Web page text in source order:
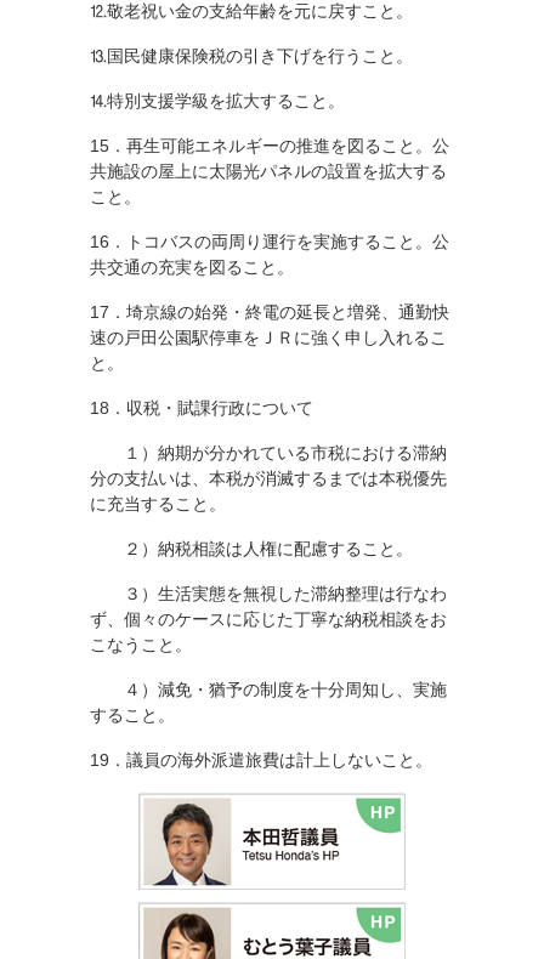
⒓敬老祝い金の支給年齢を元に戻すこと。
⒔国民健康保険税の引き下げを行うこと。
⒕特別支援学級を拡大すること。
15．再生可能エネルギーの推進を図ること。公
共施設の屋上に太陽光パネルの設置を拡大する
こと。
16．トコバスの両周り運行を実施すること。公
共交通の充実を図ること。
17．埼京線の始発・終電の延長と増発、通勤快
速の戸田公園駅停車をＪＲに強く申し入れるこ
と。
18．収税・賦課行政について
１）納期が分かれている市税における滞納
分の支払いは、本税が消滅するまでは本税優先
に充当すること。
２）納税相談は人権に配慮すること。
３）生活実態を無視した滞納整理は行なわ
ず、個々のケースに応じた丁寧な納税相談をお
こなうこと。
４）減免・猶予の制度を十分周知し、実施
すること。
19．議員の海外派遣旅費は計上しないこと。